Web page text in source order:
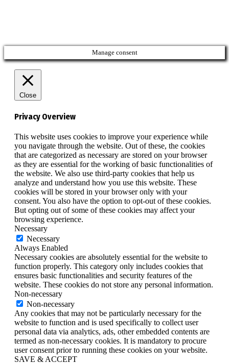
Manage consent
Close
Privacy Overview
This website uses cookies to improve your experience while
you navigate through the website. Out of these, the cookies
that are categorized as necessary are stored on your browser
as they are essential for the working of basic functionalities of
the website. We also use third-party cookies that help us
analyze and understand how you use this website. These
cookies will be stored in your browser only with your
consent. You also have the option to opt-out of these cookies.
But opting out of some of these cookies may affect your
browsing experience.
Necessary
Necessary
Always Enabled
Necessary cookies are absolutely essential for the website to
function properly. This category only includes cookies that
ensures basic functionalities and security features of the
website. These cookies do not store any personal information.
Non-necessary
Non-necessary
Any cookies that may not be particularly necessary for the
website to function and is used specifically to collect user
personal data via analytics, ads, other embedded contents are
termed as non-necessary cookies. It is mandatory to procure
user consent prior to running these cookies on your website.
SAVE & ACCEPT